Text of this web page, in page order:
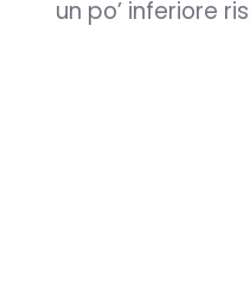
un po’ inferiore